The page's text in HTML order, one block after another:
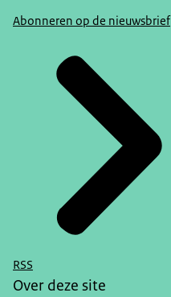
Abonneren op de nieuwsbrief
RSS
Over deze site